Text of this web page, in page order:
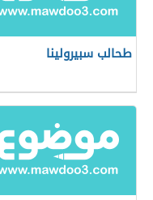
طحالب سبيرولينا